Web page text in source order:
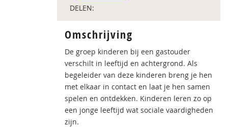
DELEN:
Omschrijving
De groep kinderen bij een gastouder
verschilt in leeftijd en achtergrond. Als
begeleider van deze kinderen breng je hen
met elkaar in contact en laat je hen samen
spelen en ontdekken. Kinderen leren zo op
een jonge leeftijd wat sociale vaardigheden
zijn.